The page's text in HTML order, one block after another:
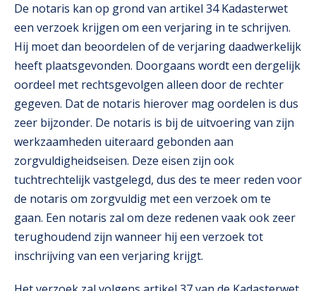
De notaris kan op grond van artikel 34 Kadasterwet
een verzoek krijgen om een verjaring in te schrijven.
Hij moet dan beoordelen of de verjaring daadwerkelijk
heeft plaatsgevonden. Doorgaans wordt een dergelijk
oordeel met rechtsgevolgen alleen door de rechter
gegeven. Dat de notaris hierover mag oordelen is dus
zeer bijzonder. De notaris is bij de uitvoering van zijn
werkzaamheden uiteraard gebonden aan
zorgvuldigheidseisen. Deze eisen zijn ook
tuchtrechtelijk vastgelegd, dus des te meer reden voor
de notaris om zorgvuldig met een verzoek om te
gaan. Een notaris zal om deze redenen vaak ook zeer
terughoudend zijn wanneer hij een verzoek tot
inschrijving van een verjaring krijgt.